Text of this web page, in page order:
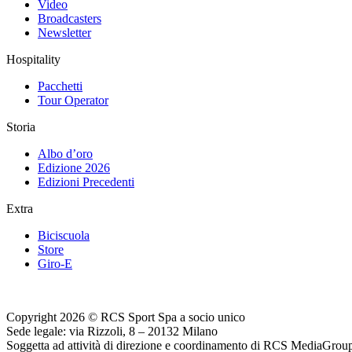
Video
Broadcasters
Newsletter
Hospitality
Pacchetti
Tour Operator
Storia
Albo d’oro
Edizione 2026
Edizioni Precedenti
Extra
Biciscuola
Store
Giro-E
Copyright 2026 © RCS Sport Spa a socio unico
Sede legale: via Rizzoli, 8 – 20132 Milano
Soggetta ad attività di direzione e coordinamento di RCS